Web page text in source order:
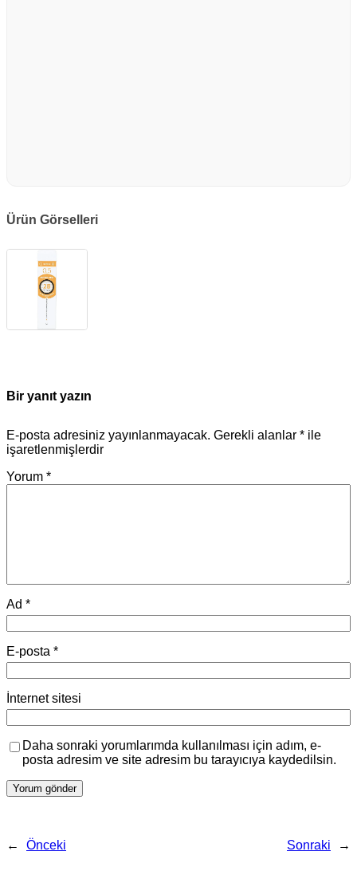
Ürün Görselleri
Bir yanıt yazın
E-posta adresiniz yayınlanmayacak. Gerekli alanlar * ile
işaretlenmişlerdir
Yorum *
Ad *
E-posta *
İnternet sitesi
Daha sonraki yorumlarımda kullanılması için adım, e-
posta adresim ve site adresim bu tarayıcıya kaydedilsin.
← Önceki Sonraki →